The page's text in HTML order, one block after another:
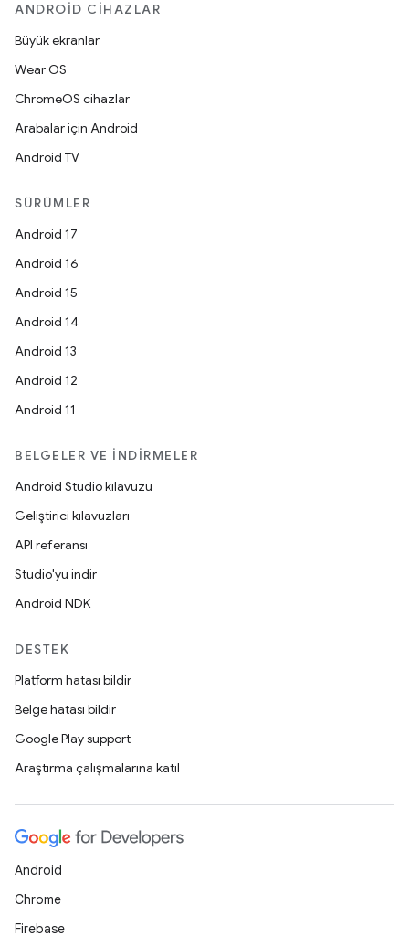
ANDROID CIHAZLAR
Büyük ekranlar
Wear OS
ChromeOS cihazlar
Arabalar için Android
Android TV
SÜRÜMLER
Android 17
Android 16
Android 15
Android 14
Android 13
Android 12
Android 11
BELGELER VE İNDIRMELER
Android Studio kılavuzu
Geliştirici kılavuzları
API referansı
Studio'yu indir
Android NDK
DESTEK
Platform hatası bildir
Belge hatası bildir
Google Play support
Araştırma çalışmalarına katıl
Android
Chrome
Firebase